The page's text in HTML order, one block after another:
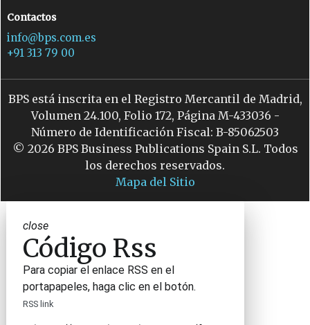
Contactos
info@bps.com.es
+91 313 79 00
BPS está inscrita en el Registro Mercantil de Madrid,
Volumen 24.100, Folio 172, Página M-433036 -
Número de Identificación Fiscal: B-85062503
© 2026 BPS Business Publications Spain S.L. Todos
los derechos reservados.
Mapa del Sitio
close
Código Rss
Para copiar el enlace RSS en el
portapapeles, haga clic en el botón.
RSS link